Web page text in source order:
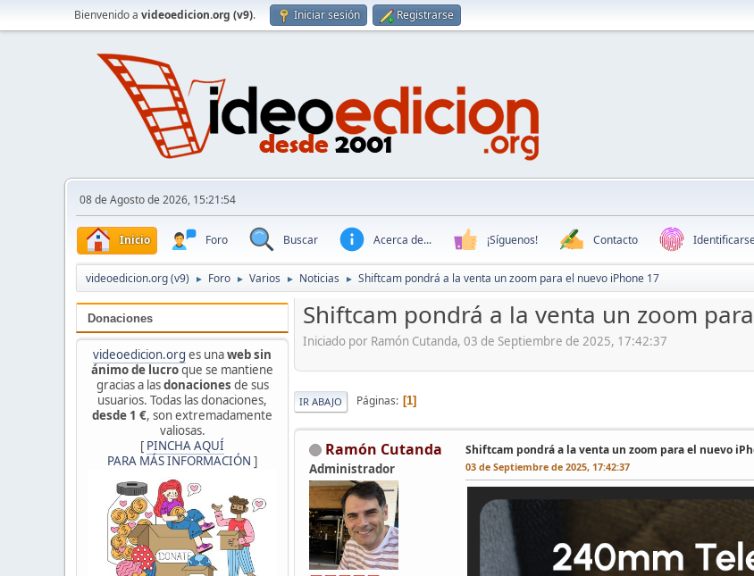
Bienvenido a videoedicion.org (v9). Iniciar sesión Registrarse
08 de Agosto de 2026, 15:21:54
Inicio Foro Buscar Acerca de... ¡Síguenos! Contacto
videoedicion.org (v9) ► Foro ► Varios ► Noticias ► Shiftcam pondrá a la venta un zoom para el nuevo iPhone 17
Donaciones
videoedicion.org es unaweb sin
ánimo de lucroque se mantiene
gracias a lasdonaciones de sus
usuarios. Todas las donaciones,
desde 1 €, son extremadamente
valiosas.
[ PINCHA AQUÍ
PARA MÁS INFORMACIÓN ]
Shiftcam pondrá a la venta un zoom
Iniciado por Ramón Cutanda, 03 de Septiembre de 2025, 17:42:37
IR ABAJO Páginas 1
Ramón Cutanda
Administrador
Shiftcam pondrá a la venta un zoom para el nuevo
03 de Septiembre de 2025, 17:42:37